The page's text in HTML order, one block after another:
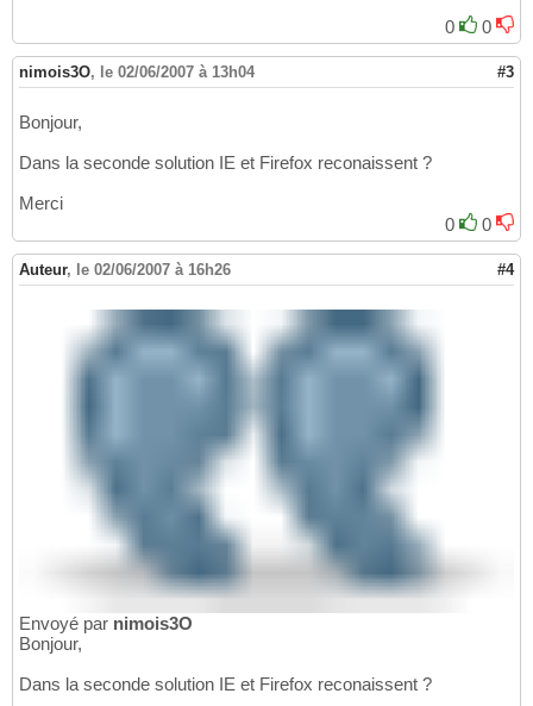
16
17
18
19
20
21
25
26
//-->
</style>
<body>
</body >
0
0
nimois3O, le 02/06/2007 à 13h04 #3
Bonjour,
Dans la seconde solution IE et Firefox reconaissent ?
Merci
0
0
Auteur, le 02/06/2007 à 16h26 #4
Envoyé par nimois3O
Bonjour,
Dans la seconde solution IE et Firefox reconaissent ?